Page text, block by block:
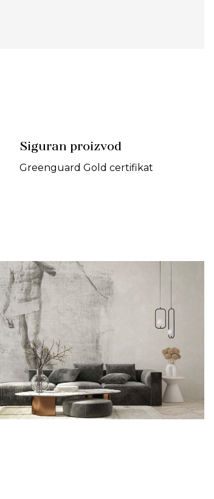
Siguran proizvod
Greenguard Gold certifikat